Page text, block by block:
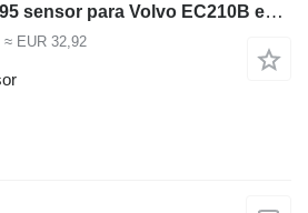
Vyklyuchatel 14529295 sensor para Volvo EC210B excavadora
≈ EUR 32,92